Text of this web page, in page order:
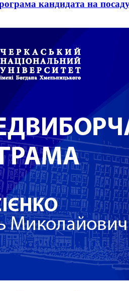
кандидата на